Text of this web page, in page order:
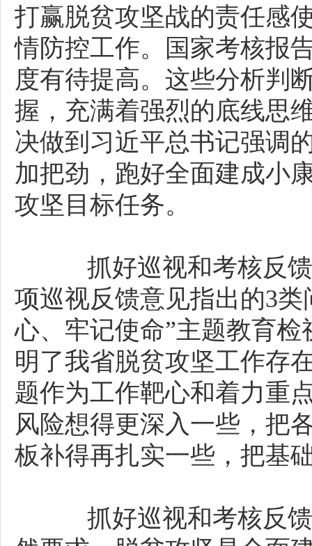
打赢脱贫攻坚战的责任感
情防控工作。国家考核报
度有待提高。这些分析判
握，充满着强烈的底线思
决做到习近平总书记强调
加把劲，跑好全面建成小
攻坚目标任务。
抓好巡视和考核反馈
项巡视反馈意见指出的3
心、牢记使命”主题教育
明了我省脱贫攻坚工作存
题作为工作靶心和着力重
风险想得更深入一些，把
板补得再扎实一些，把基
抓好巡视和考核反馈